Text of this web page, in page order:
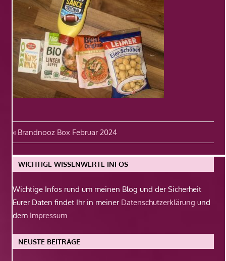
Beitragsnavigation
Vorheriger
Beitrag:
Brandnooz Box Februar 2024
WICHTIGE WISSENWERTE INFOS
Wichtige Infos rund um meinen Blog und der Sicherheit
Eurer Daten findet Ihr in meiner Datenschutzerklärung und
dem Impressum
NEUSTE BEITRÄGE